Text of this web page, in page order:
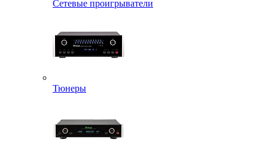
Сетевые проигрыватели
Тюнеры